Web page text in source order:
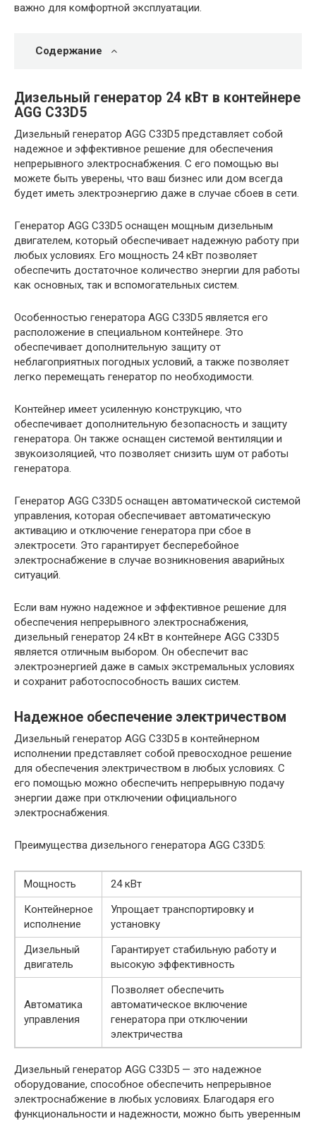
важно для комфортной эксплуатации.
Содержание
Дизельный генератор 24 кВт в контейнере
AGG C33D5
Дизельный генератор AGG C33D5 представляет собой
надежное и эффективное решение для обеспечения
непрерывного электроснабжения. С его помощью вы
можете быть уверены, что ваш бизнес или дом всегда
будет иметь электроэнергию даже в случае сбоев в сети.
Генератор AGG C33D5 оснащен мощным дизельным
двигателем, который обеспечивает надежную работу при
любых условиях. Его мощность 24 кВт позволяет
обеспечить достаточное количество энергии для работы
как основных, так и вспомогательных систем.
Особенностью генератора AGG C33D5 является его
расположение в специальном контейнере. Это
обеспечивает дополнительную защиту от
неблагоприятных погодных условий, а также позволяет
легко перемещать генератор по необходимости.
Контейнер имеет усиленную конструкцию, что
обеспечивает дополнительную безопасность и защиту
генератора. Он также оснащен системой вентиляции и
звукоизоляцией, что позволяет снизить шум от работы
генератора.
Генератор AGG C33D5 оснащен автоматической системой
управления, которая обеспечивает автоматическую
активацию и отключение генератора при сбое в
электросети. Это гарантирует бесперебойное
электроснабжение в случае возникновения аварийных
ситуаций.
Если вам нужно надежное и эффективное решение для
обеспечения непрерывного электроснабжения,
дизельный генератор 24 кВт в контейнере AGG C33D5
является отличным выбором. Он обеспечит вас
электроэнергией даже в самых экстремальных условиях
и сохранит работоспособность ваших систем.
Надежное обеспечение электричеством
Дизельный генератор AGG C33D5 в контейнерном
исполнении представляет собой превосходное решение
для обеспечения электричеством в любых условиях. С
его помощью можно обеспечить непрерывную подачу
энергии даже при отключении официального
электроснабжения.
Преимущества дизельного генератора AGG C33D5:
Мощность
24 кВт
Контейнерное
исполнение
Упрощает транспортировку и
установку
Дизельный
двигатель
Гарантирует стабильную работу и
высокую эффективность
Автоматика
управления
Позволяет обеспечить
автоматическое включение
генератора при отключении
электричества
Дизельный генератор AGG C33D5 — это надежное
оборудование, способное обеспечить непрерывное
электроснабжение в любых условиях. Благодаря его
функциональности и надежности, можно быть уверенным